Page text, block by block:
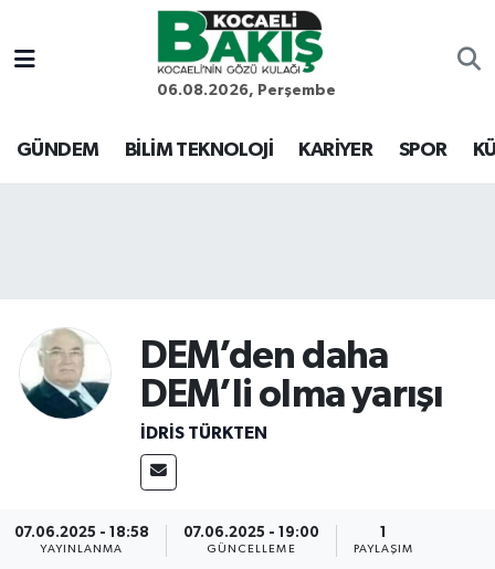
06.08.2026, Perşembe
GÜNDEM BİLİM TEKNOLOJİ KARİYER SPOR
DEM’den daha
DEM’li olma yarışı
İDRİS TÜRKTEN
07.06.2025 - 18:58
YAYINLANMA
07.06.2025 - 19:00
GÜNCELLEME
1
PAYLAŞIM
Kocaeli Nöbetçi Eczaneler
Kocaeli Hava Durumu
Son Dakika Haberleri
Haber Arşivi